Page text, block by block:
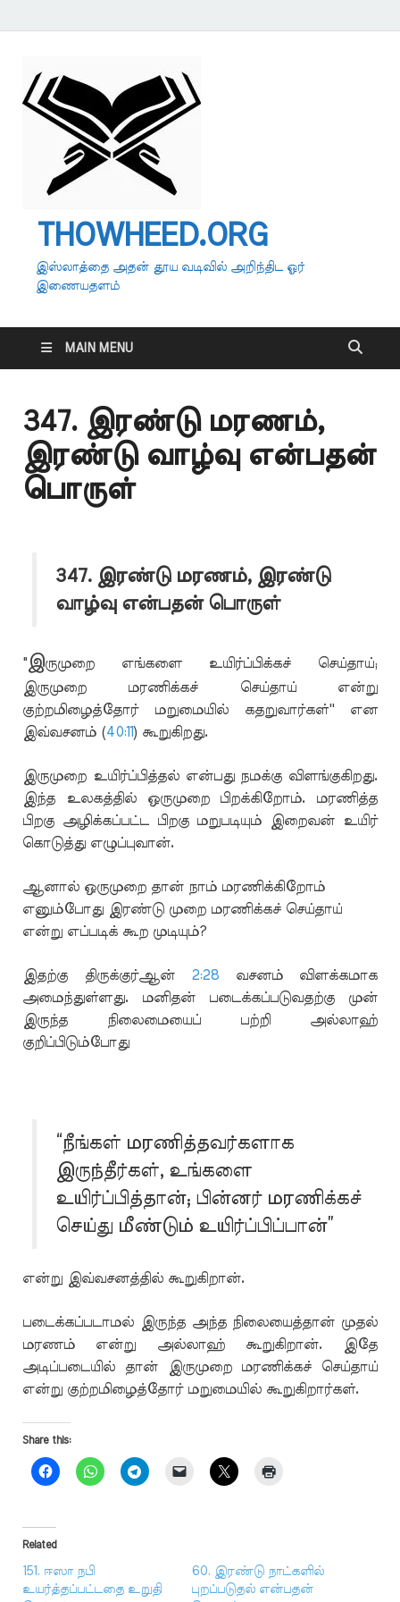
THOWHEED.ORG
இஸ்லாத்தை அதன் தூய வடிவில் அறிந்திட ஓர்
இணையதளம்
MAIN MENU
347. இரண்டு மரணம்,
இரண்டு வாழ்வு என்பதன்
பொருள்
347. இரண்டு மரணம், இரண்டு
வாழ்வு என்பதன் பொருள்
" இருமுறை எங்களை உயிர்ப்பிக்கச் செய்தாய்;
இருமுறை மரணிக்கச் செய்தாய் என்று
குற்றமிழைத்தோர் மறுமையில் கதறுவார்கள்'' என
இவ்வசனம் (40:11) கூறுகிறது.
இருமுறை உயிர்ப்பித்தல் என்பது நமக்கு விளங்குகிறது.
இந்த உலகத்தில் ஒருமுறை பிறக்கிறோம். மரணித்த
பிறகு அழிக்கப்பட்ட பிறகு மறுபடியும் இறைவன் உயிர்
கொடுத்து எழுப்புவான்.
ஆனால் ஒருமுறை தான் நாம் மரணிக்கிறோம்
எனும்போது இரண்டு முறை மரணிக்கச் செய்தாய்
என்று எப்படிக் கூற முடியும்?
இதற்கு திருக்குர்ஆன் 2:28 வசனம் விளக்கமாக
அமைந்துள்ளது. மனிதன் படைக்கப்படுவதற்கு முன்
இருந்த நிலைமையைப் பற்றி அல்லாஹ்
குறிப்பிடும்போது
“நீங்கள் மரணித்தவர்களாக
இருந்தீர்கள், உங்களை
உயிர்ப்பித்தான்; பின்னர் மரணிக்கச்
செய்து மீண்டும் உயிர்ப்பிப்பான்”
என்று இவ்வசனத்தில் கூறுகிறான்.
படைக்கப்படாமல் இருந்த அந்த நிலையைத்தான் முதல்
மரணம் என்று அல்லாஹ் கூறுகிறான். இதே
அடிப்படையில் தான் இருமுறை மரணிக்கச் செய்தாய்
என்று குற்றமிழைத்தோர் மறுமையில் கூறுகிறார்கள்.
Share this:
Related
151. ஈஸா நபி
உயர்த்தப்பட்டதை உறுதி
60. இரண்டு நாட்களில்
புறப்படுதல் என்பதன்